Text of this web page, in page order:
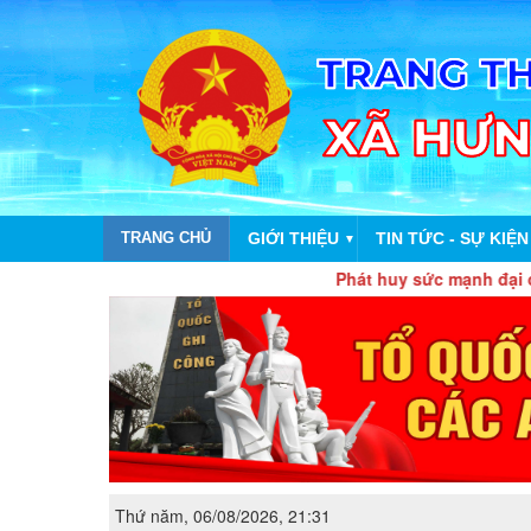
TRANG CHỦ GIỚI THIỆU ▼ TIN TỨC - SỰ KIỆN
Phát huy sức mạnh đại đoàn kết toàn
Thứ năm, 06/08/2026, 21:31